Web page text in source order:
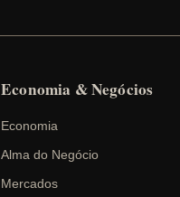
Economia & Negócios
Economia
Alma do Negócio
Mercados